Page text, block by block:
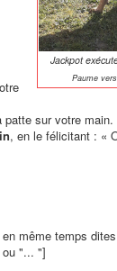
Jackpot
Paume
patte sur votre main.
, en le félicitant : «
même temps
"... "]